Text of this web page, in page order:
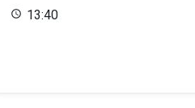
13:40